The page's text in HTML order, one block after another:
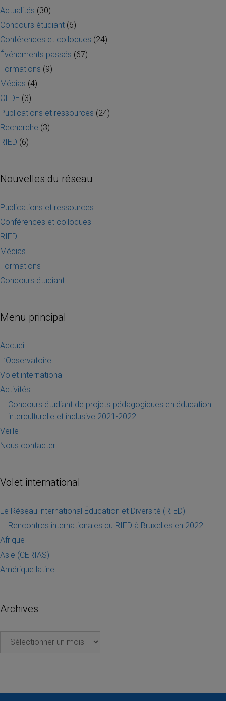
Actualités (30)
Concours étudiant (6)
Conférences et colloques (24)
Événements passés (67)
Formations (9)
Médias (4)
OFDE (3)
Publications et ressources (24)
Recherche (3)
RIED (6)
Nouvelles du réseau
Publications et ressources
Conférences et colloques
RIED
Médias
Formations
Concours étudiant
Menu principal
Accueil
L’Observatoire
Volet international
Activités
Concours étudiant de projets pédagogiques en éducation
interculturelle et inclusive 2021-2022
Veille
Nous contacter
Volet international
Le Réseau international Éducation et Diversité (RIED)
Rencontres internationales du RIED à Bruxelles en 2022
Afrique
Asie (CERIAS)
Amérique latine
Archives